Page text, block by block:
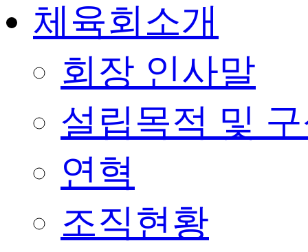
체육회소개
회장 인사말
설립목적 및
연혁
조직현황